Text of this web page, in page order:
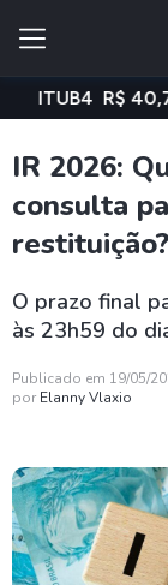
R$ 40,77 -
IR 2026:
consulta
restituição?
O prazo final
às 23h59 do
Publicado em 19/05/
por Elanny Vlaxio